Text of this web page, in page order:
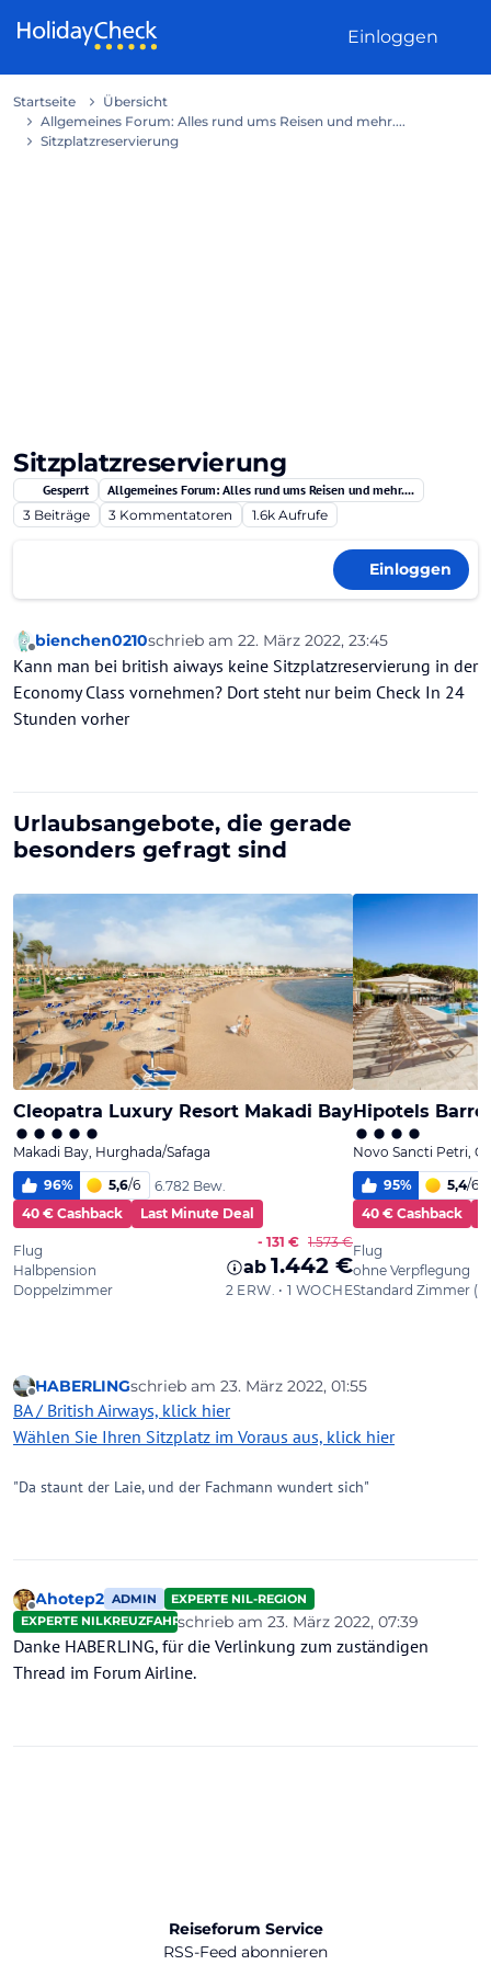
Einloggen
Startseite
Übersicht
Allgemeines Forum: Alles rund ums Reisen und mehr....
Sitzplatzreservierung
Sitzplatzreservierung
Gesperrt
Allgemeines Forum: Alles rund ums Reisen und mehr....
3 Beiträge 3 Kommentatoren 1.6k Aufrufe
Einloggen
Offline
bienchen0210schrieb am 22. März 2022, 23:45
zuletzt editiert von
Kann man bei british aiways keine Sitzplatzreservierung in der
Economy Class vornehmen? Dort steht nur beim Check In 24
Stunden vorher
Offline
HABERLINGschrieb am 23. März 2022, 01:55
zuletzt editiert von
BA / British Airways, klick hier
Wählen Sie Ihren Sitzplatz im Voraus aus, klick hier
"Da staunt der Laie, und der Fachmann wundert sich"
Offline
Ahotep2 ADMIN
EXPERTE NIL-REGION
EXPERTE NILKREUZFAHRTENschrieb am 23. März 2022, 07:39
zuletzt editiert von
Danke HABERLING, für die Verlinkung zum zuständigen
Thread im Forum Airline.
Reiseforum Service
RSS-Feed abonnieren